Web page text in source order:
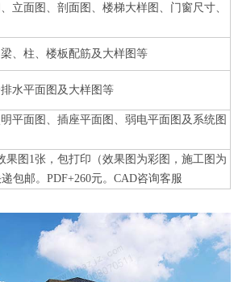
立面图、剖面图、楼梯大样图、门窗尺寸、
、柱、楼板配筋及大样图等
水平面图及大样图等
平面图、插座平面图、弱电平面图及系统图
图1张，包打印（效果图为彩图，施工图为
包邮。PDF+260元。CAD咨询客服